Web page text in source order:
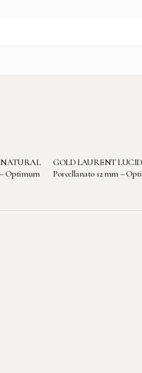
– Optimum
LEGGI
GOLD LAURENT
Porcellanato 12 mm –